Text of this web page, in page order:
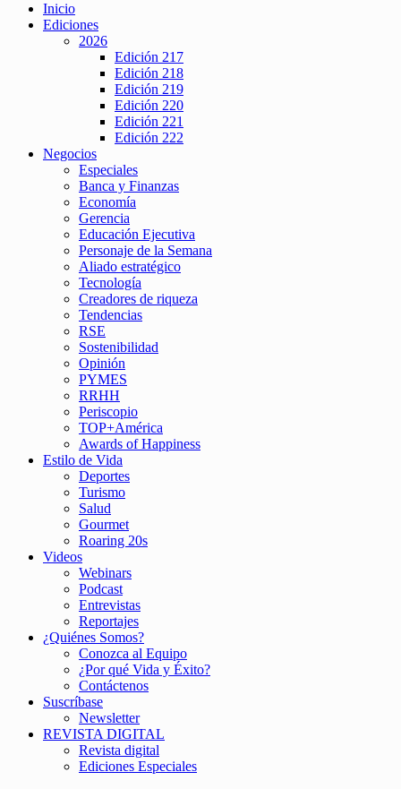
Inicio
Ediciones
2026
Edición 217
Edición 218
Edición 219
Edición 220
Edición 221
Edición 222
Negocios
Especiales
Banca y Finanzas
Economía
Gerencia
Educación Ejecutiva
Personaje de la Semana
Aliado estratégico
Tecnología
Creadores de riqueza
Tendencias
RSE
Sostenibilidad
Opinión
PYMES
RRHH
Periscopio
TOP+América
Awards of Happiness
Estilo de Vida
Deportes
Turismo
Salud
Gourmet
Roaring 20s
Videos
Webinars
Podcast
Entrevistas
Reportajes
¿Quiénes Somos?
Conozca al Equipo
¿Por qué Vida y Éxito?
Contáctenos
Suscríbase
Newsletter
REVISTA DIGITAL
Revista digital
Ediciones Especiales